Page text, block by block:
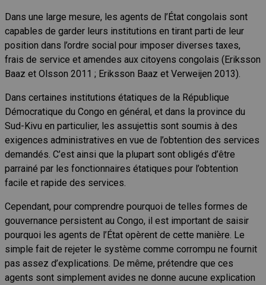
Dans une large mesure, les agents de l’État congolais sont
capables de garder leurs institutions en tirant parti de leur
position dans l’ordre social pour imposer diverses taxes,
frais de service et amendes aux citoyens congolais (Eriksson
Baaz et Olsson 2011 ; Eriksson Baaz et Verweijen 2013).
Dans certaines institutions étatiques de la République
Démocratique du Congo en général, et dans la province du
Sud-Kivu en particulier, les assujettis sont soumis à des
exigences administratives en vue de l’obtention des services
demandés. C’est ainsi que la plupart sont obligés d’être
parrainé par les fonctionnaires étatiques pour l’obtention
facile et rapide des services.
Cependant, pour comprendre pourquoi de telles formes de
gouvernance persistent au Congo, il est important de saisir
pourquoi les agents de l’État opèrent de cette manière. Le
simple fait de rejeter le système comme corrompu ne fournit
pas assez d’explications. De même, prétendre que ces
agents sont simplement avides ne donne aucune explication